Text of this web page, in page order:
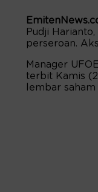
Pudji
perseroan.
Manager
terbit Kamis
lembar